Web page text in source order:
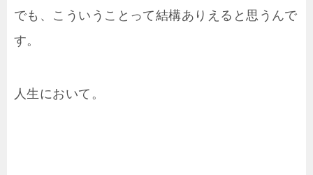
でも、こういうことって結構ありえると思うんで
す。
人生において。